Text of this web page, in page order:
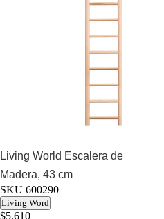
Living World Escalera de
Madera, 43 cm
SKU 600290
Living Word
$5.610